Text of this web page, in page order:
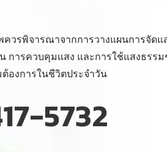
วรพิจารณาจากการวางแผนการจัดแ
การควบคุมแสง และการใช้แสงธรร
องการในชีวิตประจำวัน
5732